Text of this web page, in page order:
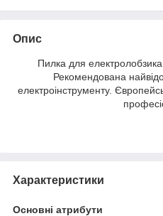
Опис
Пилка для електролобзика
Рекомендована
електроінструменту.
Характеристики
Основні атрибути